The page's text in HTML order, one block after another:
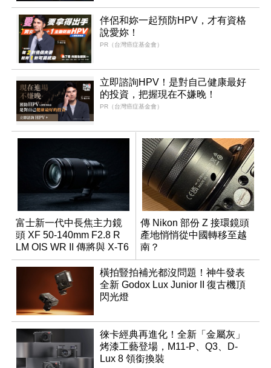
伴侶和妳一起預防HPV，才有資格
說愛妳！
PR（台灣癌症基金會）
立即諮詢HPV！是對自己健康最好
的投資，把握現在不嫌晚！
PR（台灣癌症基金會）
富士新一代中長焦主力鏡
頭 XF 50-140mm F2.8 R
LM OIS WR II 傳將與 X-T6
同步亮相
傳 Nikon 部份 Z 接環鏡頭
產地悄悄從中國轉移至越
南？
橫拍豎拍補光都沒問題！神牛發表
全新 Godox Lux Junior II 復古機頂
閃光燈
徠卡經典再進化！全新「金屬灰」
烤漆工藝登場，M11-P、Q3、D-
Lux 8 領銜換裝